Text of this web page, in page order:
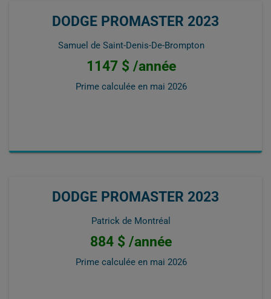
DODGE PROMASTER 2023
Samuel de Saint-Denis-De-Brompton
1147 $ /année
Prime calculée en mai 2026
DODGE PROMASTER 2023
Patrick de Montréal
884 $ /année
Prime calculée en mai 2026